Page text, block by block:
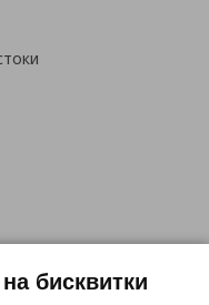
бисквитки